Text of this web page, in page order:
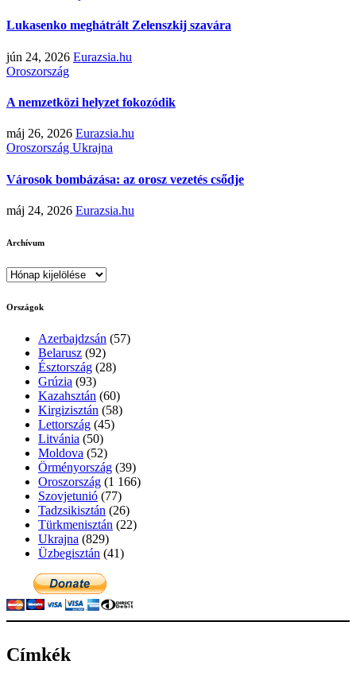
Lukasenko meghátrált Zelenszkij szavára
jún 24, 2026 Eurazsia.hu
Oroszország
A nemzetközi helyzet fokozódik
máj 26, 2026 Eurazsia.hu
Oroszország Ukrajna
Városok bombázása: az orosz vezetés csődje
máj 24, 2026 Eurazsia.hu
Archívum
Archívum
Országok
Azerbajdzsán (57)
Belarusz (92)
Észtország (28)
Grúzia (93)
Kazahsztán (60)
Kirgizisztán (58)
Lettország (45)
Litvánia (50)
Moldova (52)
Örményország (39)
Oroszország (1 166)
Szovjetunió (77)
Tadzsikisztán (26)
Türkmenisztán (22)
Ukrajna (829)
Üzbegisztán (41)
Címkék